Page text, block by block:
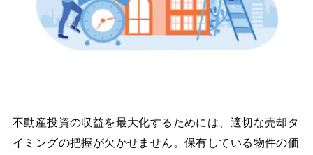
不動産投資の収益を最大化するためには、適切な売却タ
イミングの把握が欠かせません。保有している物件の価